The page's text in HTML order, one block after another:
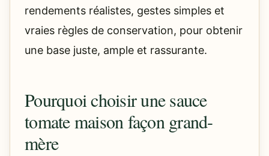
rendements réalistes, gestes simples et
vraies règles de conservation, pour obtenir
une base juste, ample et rassurante.
Pourquoi choisir une sauce
tomate maison façon grand-
mère